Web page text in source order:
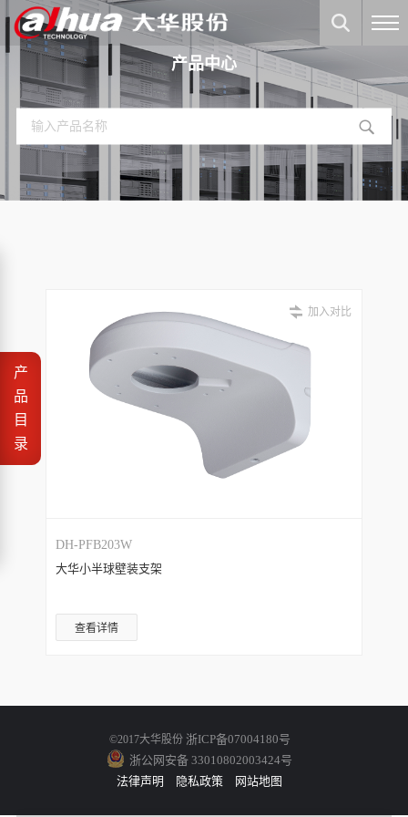
产品中心
产
品
目
录
加入对比
DH-PFB203W
大华小半球壁装支架
查看详情
©2017大华股份 浙ICP备07004180号
浙公网安备 33010802003424号
法律声明
隐私政策 网站地图